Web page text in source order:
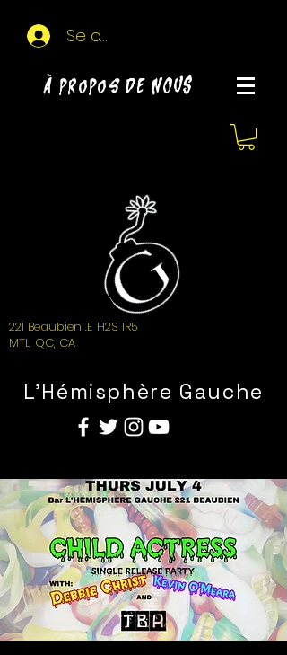
Se connecter
À propos de NOUS
221 Beaubien .E H2S 1R5
MTL, QC, CA
L'Hémisphère Gauche